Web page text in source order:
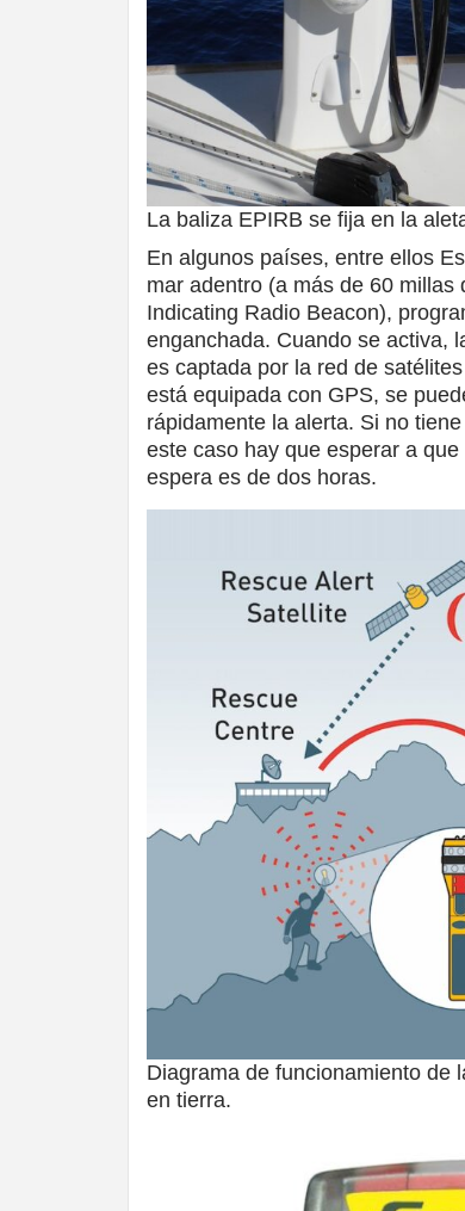
La baliza EPIRB se fija en la
En algunos países, entre ellos
mar adentro (a más de 60
Indicating Radio Beacon),
enganchada. Cuando se activa,
es captada por la red de
está equipada con GPS, se
rápidamente la alerta. Si no
este caso hay que esperar a
espera es de dos horas.
Diagrama de funcionamiento de
en tierra.